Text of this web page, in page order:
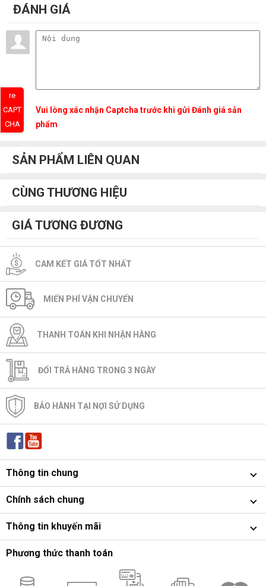
ĐÁNH GIÁ
re
CAPT
CHA
Vui lòng xác nhận Captcha trước khi gửi Đánh giá sản
phẩm
SẢN PHẨM LIÊN QUAN
CÙNG THƯƠNG HIỆU
GIÁ TƯƠNG ĐƯƠNG
CAM KẾT GIÁ TỐT NHẤT
MIẾN PHÍ VẬN CHUYỂN
THANH TOÁN KHI NHẬN HÀNG
ĐỔI TRẢ HÀNG TRONG 3 NGÀY
BẢO HÀNH TẠI NỢI SỬ DỤNG
Thông tin chung
Chính sách chung
Thông tin khuyến mãi
Phương thức thanh toán